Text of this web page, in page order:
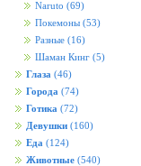
Naruto (69)
Покемоны (53)
Разные (16)
Шаман Кинг (5)
Глаза (46)
Города (74)
Готика (72)
Девушки (160)
Еда (124)
Животные (540)